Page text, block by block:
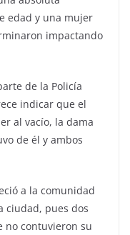
edad y una mujer
impactando
de la Policía
indicar que el
al vacío, la dama
de él y ambos
a la comunidad
ciudad, pues dos
no contuvieron su